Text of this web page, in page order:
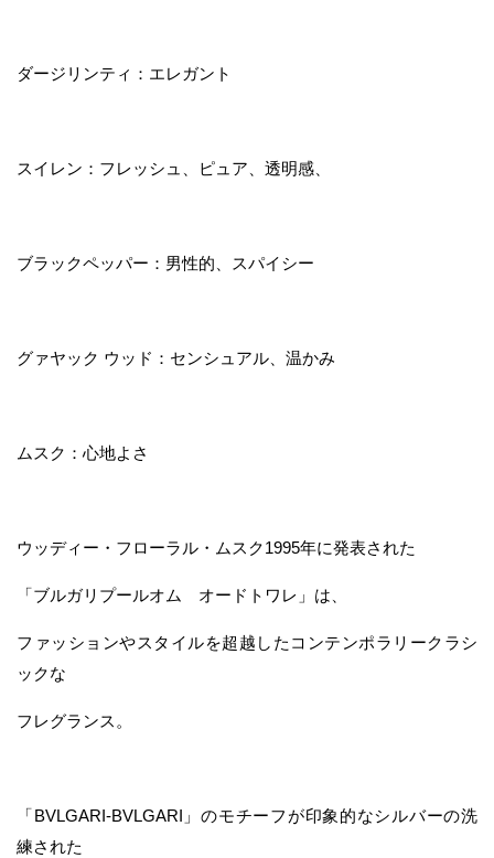
ダージリンティ：エレガント
スイレン：フレッシュ、ピュア、透明感、
ブラックペッパー：男性的、スパイシー
グァヤック ウッド：センシュアル、温かみ
ムスク：心地よさ
ウッディー・フローラル・ムスク1995年に発表された
「ブルガリプールオム オードトワレ」は、
ファッションやスタイルを超越したコンテンポラリークラシ
ックな
フレグランス。
「BVLGARI-BVLGARI」のモチーフが印象的なシルバーの洗
練された